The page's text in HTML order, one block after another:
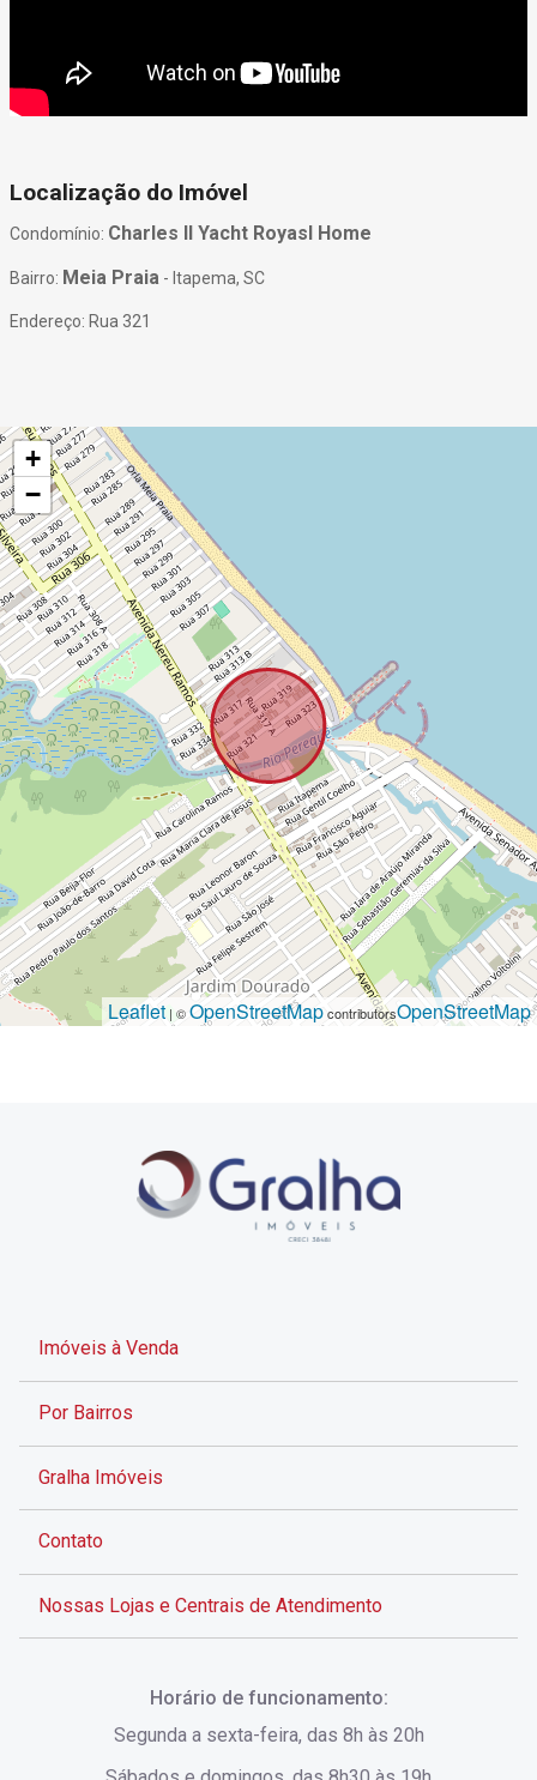
Localização do Imóvel
Condomínio: Charles II Yacht Royasl Home
Bairro: Meia Praia - Itapema, SC
Endereço: Rua 321
+
−
Leaflet | ©OpenStreetMapcontributorsOpenStreetMap
Imóveis à Venda
Por Bairros
Gralha Imóveis
Contato
Nossas Lojas e Centrais de Atendimento
Horário de funcionamento:
Segunda a sexta-feira, das 8h às 20h